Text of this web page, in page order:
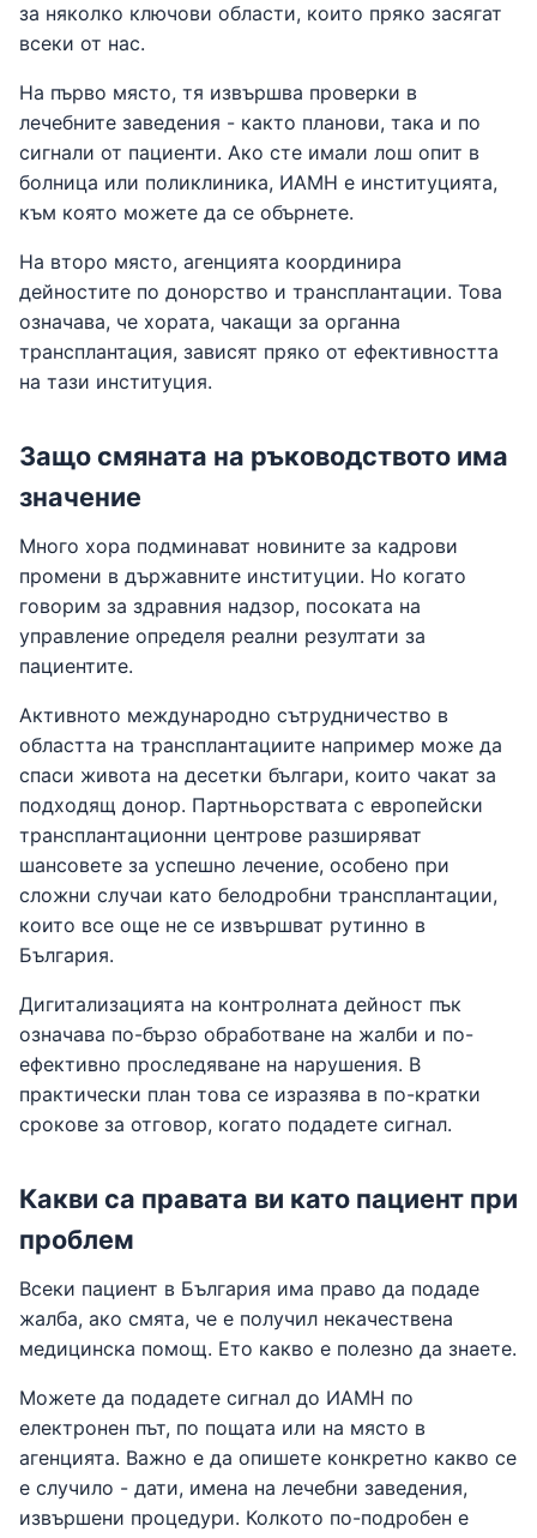
за няколко ключови области, които пряко засягат
всеки от нас.
На първо място, тя извършва проверки в
лечебните заведения - както планови, така и по
сигнали от пациенти. Ако сте имали лош опит в
болница или поликлиника, ИАМН е институцията,
към която можете да се обърнете.
На второ място, агенцията координира
дейностите по донорство и трансплантации. Това
означава, че хората, чакащи за органна
трансплантация, зависят пряко от ефективността
на тази институция.
Защо смяната на ръководството има
значение
Много хора подминават новините за кадрови
промени в държавните институции. Но когато
говорим за здравния надзор, посоката на
управление определя реални резултати за
пациентите.
Активното международно сътрудничество в
областта на трансплантациите например може да
спаси живота на десетки българи, които чакат за
подходящ донор. Партньорствата с европейски
трансплантационни центрове разширяват
шансовете за успешно лечение, особено при
сложни случаи като белодробни трансплантации,
които все още не се извършват рутинно в
България.
Дигитализацията на контролната дейност пък
означава по-бързо обработване на жалби и по-
ефективно проследяване на нарушения. В
практически план това се изразява в по-кратки
срокове за отговор, когато подадете сигнал.
Какви са правата ви като пациент при
проблем
Всеки пациент в България има право да подаде
жалба, ако смята, че е получил некачествена
медицинска помощ. Ето какво е полезно да знаете.
Можете да подадете сигнал до ИАМН по
електронен път, по пощата или на място в
агенцията. Важно е да опишете конкретно какво се
е случило - дати, имена на лечебни заведения,
извършени процедури. Колкото по-подробен е